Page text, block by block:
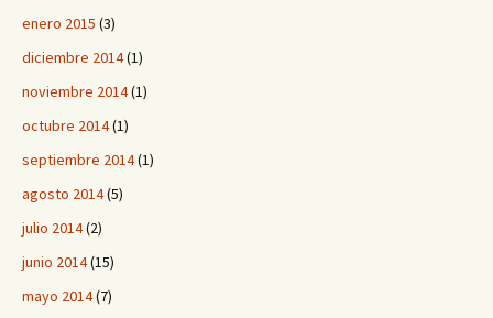
enero 2015 (3)
diciembre 2014(1)
noviembre 2014(1)
octubre 2014(1)
septiembre 2014(1)
agosto 2014(5)
julio 2014(2)
junio 2014(15)
mayo 2014(7)